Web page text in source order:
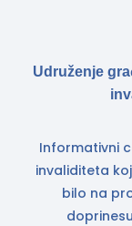
Udruženje
Informativni
invaliditeta
bilo na